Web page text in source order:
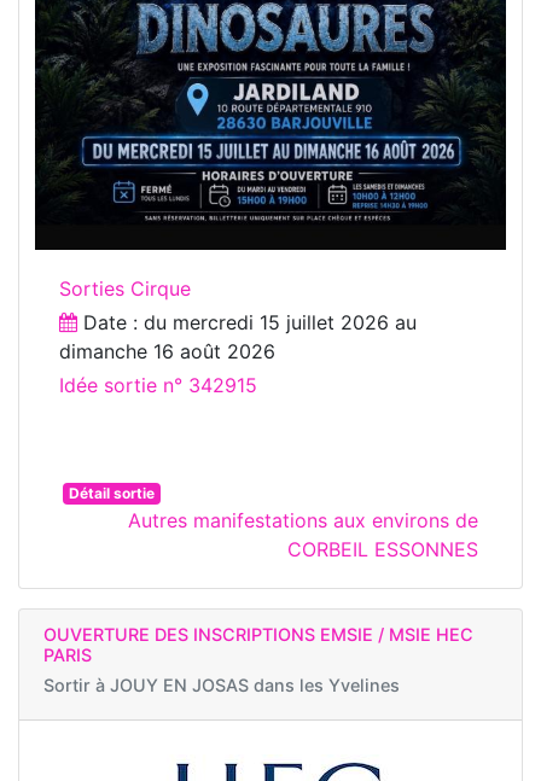
Sorties Cirque
Date : du mercredi 15 juillet 2026 au
dimanche 16 août 2026
Idée sortie n° 342915
Détail sortie
Autres manifestations aux environs de
CORBEIL ESSONNES
OUVERTURE DES INSCRIPTIONS EMSIE / MSIE HEC
PARIS
Sortir à JOUY EN JOSAS dans les Yvelines